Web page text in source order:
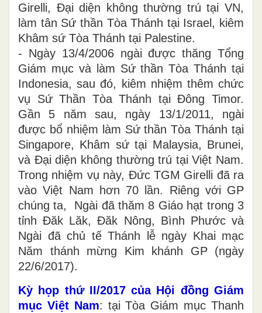
Girelli, Đại diện không thường trú tại VN,
làm tân Sứ thần Tòa Thánh tại Israel, kiêm
Khâm sứ Tòa Thánh tại Palestine.
- Ngày 13/4/2006 ngài được thăng Tổng
Giám mục và làm Sứ thần Tòa Thánh tại
Indonesia, sau đó, kiêm nhiệm thêm chức
vụ Sứ Thần Tòa Thánh tại Đông Timor.
Gần 5 năm sau, ngày 13/1/2011, ngài
được bổ nhiệm làm Sứ thần Tòa Thánh tại
Singapore, Khâm sứ tại Malaysia, Brunei,
và Đại diện không thường trú tại Việt Nam.
Trong nhiệm vụ này, Đức TGM Girelli đã ra
vào Việt Nam hơn 70 lần. Riêng với GP
chúng ta, Ngài đã thăm 8 Giáo hạt trong 3
tỉnh Đăk Lăk, Đăk Nông, Bình Phước và
Ngài đã chủ tế Thánh lễ ngày Khai mạc
Năm thánh mừng Kim khánh GP (ngày
22/6/2017).
Kỳ họp thứ II/2017 của Hội đồng Giám
mục Việt Nam: tại Tòa Giám mục Thanh